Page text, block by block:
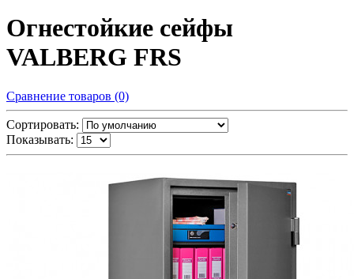
Огнестойкие сейфы
VALBERG FRS
Сравнение товаров (0)
Сортировать:
Показывать: